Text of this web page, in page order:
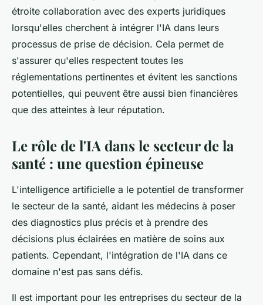
étroite collaboration avec des experts juridiques
lorsqu'elles cherchent à intégrer l'IA dans leurs
processus de prise de décision. Cela permet de
s'assurer qu'elles respectent toutes les
réglementations pertinentes et évitent les sanctions
potentielles, qui peuvent être aussi bien financières
que des atteintes à leur réputation.
Le rôle de l'IA dans le secteur de la
santé : une question épineuse
L'intelligence artificielle a le potentiel de transformer
le secteur de la santé, aidant les médecins à poser
des diagnostics plus précis et à prendre des
décisions plus éclairées en matière de soins aux
patients. Cependant, l'intégration de l'IA dans ce
domaine n'est pas sans défis.
Il est important pour les entreprises du secteur de la